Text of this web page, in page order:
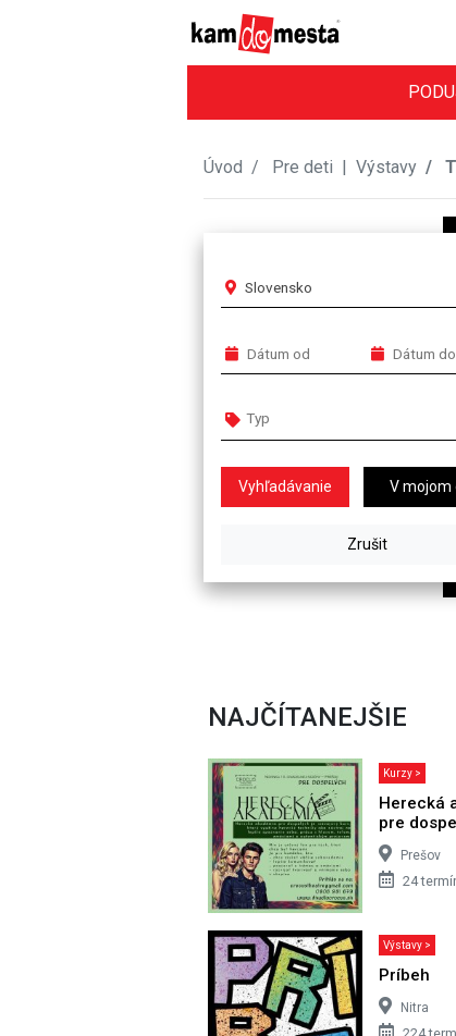
Úvod Pre deti | Výstavy
Slovensko
V mojom
NAJČÍTANEJŠIE
Kurzy >
Herecká
pre
Prešov
24
Výstavy >
Príbeh
Nitra